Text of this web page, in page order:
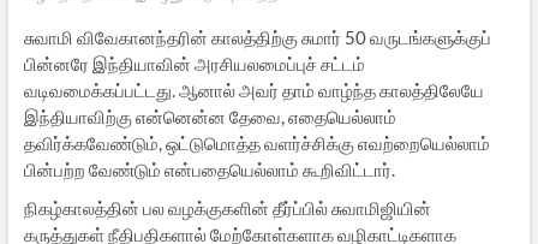
சுவாமி விவேகானந்தரின் காலத்திற்கு சுமார் 50 வருடங்களுக்குப்
பின்னரே இந்தியாவின் அரசியலமைப்புச் சட்டம்
வடிவமைக்கப்பட்டது. ஆனால் அவர் தாம் வாழ்ந்த காலத்திலேயே
இந்தியாவிற்கு என்னென்ன தேவை, எதையெல்லாம்
தவிர்க்கவேண்டும், ஒட்டுமொத்த வளர்ச்சிக்கு எவற்றையெல்லாம்
பின்பற்ற வேண்டும் என்பதையெல்லாம் கூறிவிட்டார்.
நிகழ்காலத்தின் பல வழக்குகளின் தீர்ப்பில் சுவாமிஜியின்
கருத்துகள் நீதிபதிகளால் மேற்கோள்களாக வழிகாட்டிகளாக